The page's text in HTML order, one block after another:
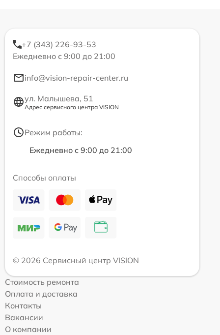
+7 (343) 226-93-53
Ежедневно с 9:00 до 21:00
info@vision-repair-center.ru
ул. Малышева, 51
Адрес сервисного центра VISION
Режим работы:
Ежедневно с 9:00 до 21:00
Способы оплаты
© 2026 Сервисный центр VISION
Стоимость ремонта
Оплата и доставка
Контакты
Вакансии
О компании